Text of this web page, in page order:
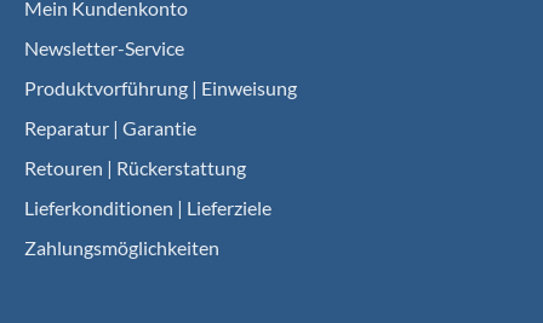
Mein Kundenkonto
Newsletter-Service
Produktvorführung | Einweisung
Reparatur | Garantie
Retouren | Rückerstattung
Lieferkonditionen | Lieferziele
Zahlungsmöglichkeiten